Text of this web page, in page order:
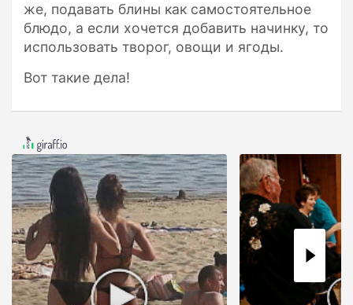
же, подавать блины как самостоятельное
блюдо, а если хочется добавить начинку, то
использовать творог, овощи и ягоды.
Вот такие дела!